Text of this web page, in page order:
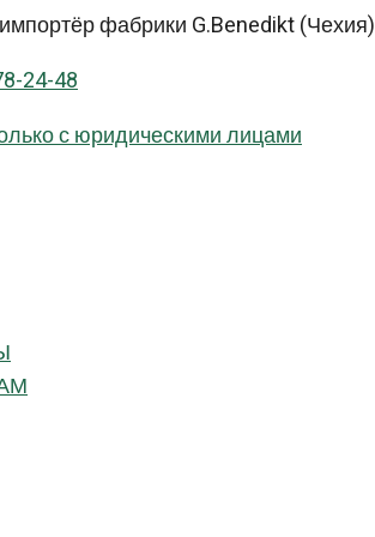
фабрики G.Benedikt
24-48
с юридическими лицами